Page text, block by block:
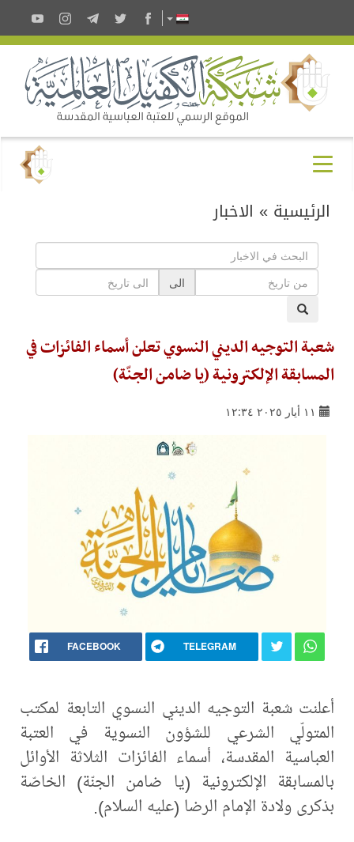
الرئيسية » الاخبار
الى
شعبة التوجيه الديني النسوي تعلن أسماء الفائزات في
المسابقة الإلكترونية (يا ضامن الجنّة)
١١ أيار ٢٠٢٥ ١٢:٣٤
FACEBOOK TELEGRAM
أعلنت شعبة التوجيه الديني النسوي التابعة لمكتب
المتولّي الشرعي للشؤون النسوية في العتبة
العباسية المقدسة، أسماء الفائزات الثلاثة الأوائل
بالمسابقة الإلكترونية (يا ضامن الجنّة) الخاصّة
بذكرى ولادة الإمام الرضا (عليه السلام).